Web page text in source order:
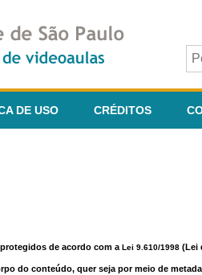
DE USO CRÉDITOS
de acordo com a Lei 9.610/1998 (Lei
do conteúdo, quer seja por meio de